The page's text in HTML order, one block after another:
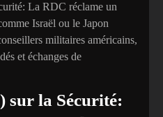
La RDC réclame un
Israël ou le Japon
militaires américains,
et échanges de
sur la Sécurité: